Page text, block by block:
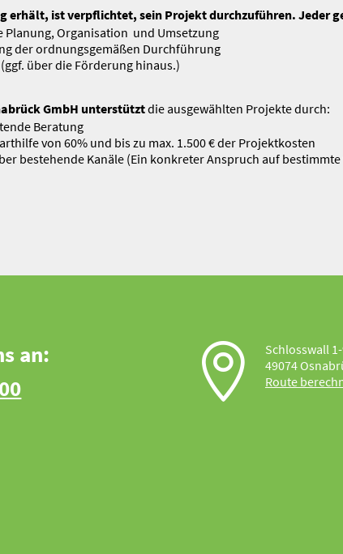
erhält, ist verpflichtet, sein Projekt durch­zu­führen.
Planung, Organi­sation und Umsetzung
der ordnungs­ge­mäßen Durch­führung
über die Förderung hinaus.)
GmbH unter­stütztdie ausge­wählten Projekte durch:
Beratung
von 60% und bis zu max. 1.500 € der Projekt­kosten
bestehende Kanäle (Ein konkreter Anspruch auf
an:

Schlosswall
49074
Route